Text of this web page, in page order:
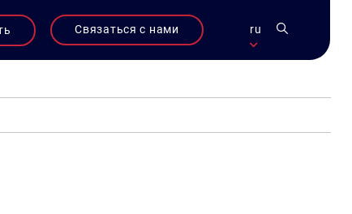
Связаться с нами ru